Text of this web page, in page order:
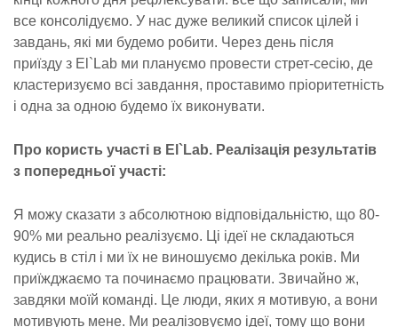
все консолідуємо. У нас дуже великий список цілей і
завдань, які ми будемо робити. Через день після
приїзду з El`Lab ми плануємо провести стрет-сесію, де
кластеризуємо всі завдання, проставимо пріоритетність
і одна за одною будемо їх виконувати.
Про користь участі в El`Lab. Реалізація результатів
з попередньої участі:
Я можу сказати з абсолютною відповідальністю, що 80-
90% ми реально реалізуємо. Ці ідеї не складаються
кудись в стіл і ми їх не виношуємо декілька років. Ми
приїжджаємо та починаємо працювати. Звичайно ж,
завдяки моїй команді. Це люди, яких я мотивую, а вони
мотивують мене. Ми реалізовуємо ідеї, тому що вони